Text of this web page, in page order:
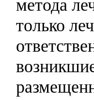
метода
только